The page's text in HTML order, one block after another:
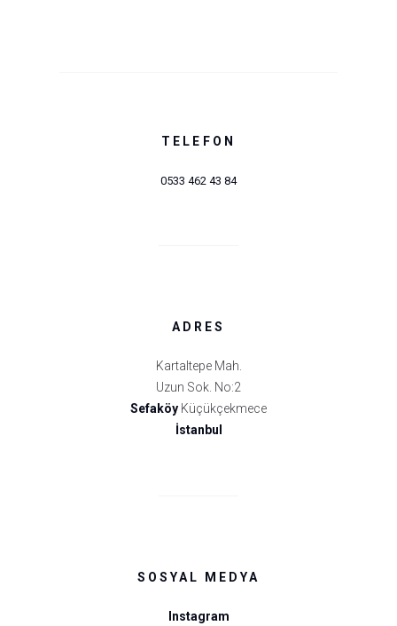
TELEFON
0533 462 43 84
ADRES
Kartaltepe Mah.
Uzun Sok. No:2
Sefaköy Küçükçekmece
İstanbul
SOSYAL MEDYA
Instagram